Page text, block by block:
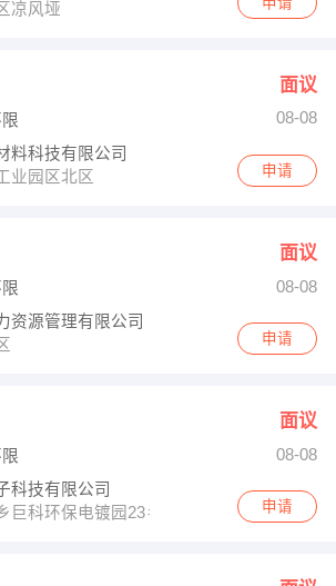
凉风垭
面议
08-08
料科技有限公司
业园区北区
申请
面议
08-08
资源管理有限公司
申请
面议
08-08
科技有限公司
巨科环保电镀园23＃重庆景裕电子科技有
申请